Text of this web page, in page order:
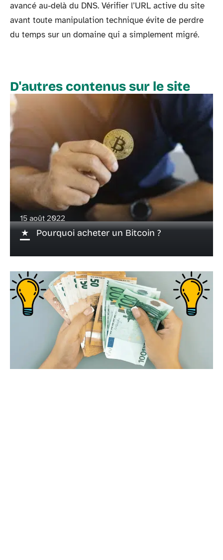
avancé au-delà du DNS. Vérifier l’URL active du site
avant toute manipulation technique évite de perdre
du temps sur un domaine qui a simplement migré.
D'autres contenus sur le site
15 août 2022
Pourquoi acheter un Bitcoin ?